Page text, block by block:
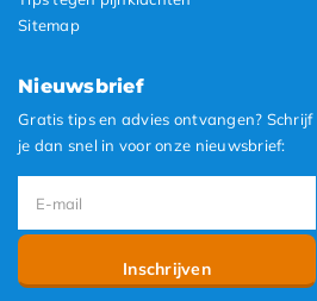
Sitemap
Nieuwsbrief
Gratis tips en advies ontvangen? Schrijf
je dan snel in voor onze nieuwsbrief:
Inschrijven